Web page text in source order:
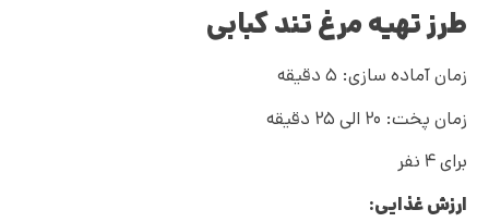
طرز تهیه مرغ تند کبابی
زمان آماده سازی: ۵ دقیقه
زمان پخت: ۲۰ الی ۲۵ دقیقه
برای ۴ نفر
ارزش غذایی: